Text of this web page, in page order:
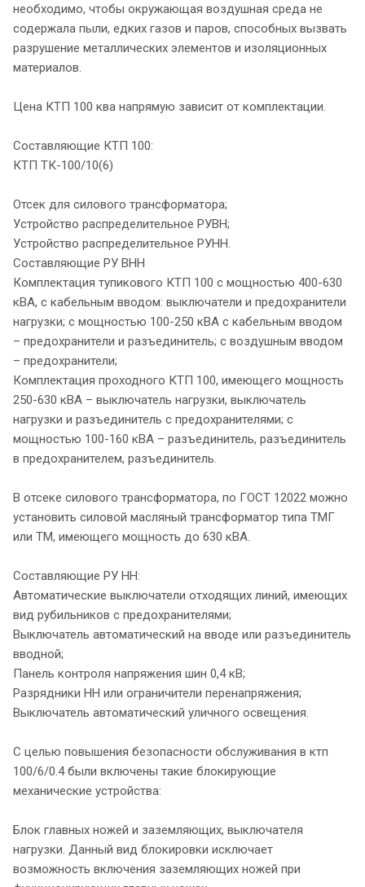
необходимо, чтобы окружающая воздушная среда не
содержала пыли, едких газов и паров, способных вызвать
разрушение металлических элементов и изоляционных
материалов.
Цена КТП 100 ква напрямую зависит от комплектации.
Составляющие КТП 100:
КТП ТК-100/10(6)
Отсек для силового трансформатора;
Устройство распределительное РУВН;
Устройство распределительное РУНН.
Составляющие РУ ВНН
Комплектация тупикового КТП 100 с мощностью 400-630
кВА, с кабельным вводом: выключатели и предохранители
нагрузки; с мощностью 100-250 кВА с кабельным вводом
– предохранители и разъединитель; с воздушным вводом
– предохранители;
Комплектация проходного КТП 100, имеющего мощность
250-630 кВА – выключатель нагрузки, выключатель
нагрузки и разъединитель с предохранителями; с
мощностью 100-160 кВА – разъединитель, разъединитель
в предохранителем, разъединитель.
В отсеке силового трансформатора, по ГОСТ 12022 можно
установить силовой масляный трансформатор типа ТМГ
или ТМ, имеющего мощность до 630 кВА.
Составляющие РУ НН:
Автоматические выключатели отходящих линий, имеющих
вид рубильников с предохранителями;
Выключатель автоматический на вводе или разъединитель
вводной;
Панель контроля напряжения шин 0,4 кВ;
Разрядники НН или ограничители перенапряжения;
Выключатель автоматический уличного освещения.
С целью повышения безопасности обслуживания в ктп
100/6/0.4 были включены такие блокирующие
механические устройства:
Блок главных ножей и заземляющих, выключателя
нагрузки. Данный вид блокировки исключает
возможность включения заземляющих ножей при